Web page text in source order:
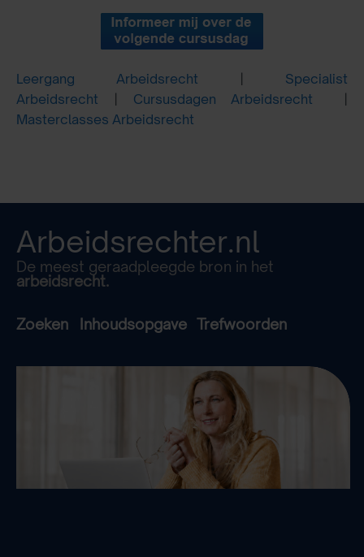
Leergang Arbeidsrecht
Specialist
Arbeidsrecht
Cursusdagen Arbeidsrecht
Masterclasses Arbeidsrecht
Arbeidsrechter.nl
De meest geraadpleegde bron in het
arbeidsrecht.
Zoeken Inhoudsopgave Trefwoorden